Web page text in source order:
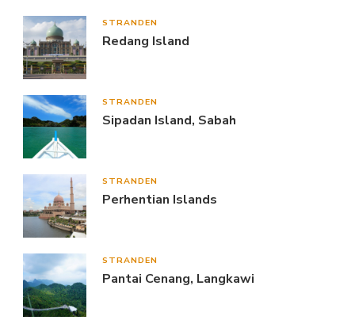
STRANDEN
Redang Island
STRANDEN
Sipadan Island, Sabah
STRANDEN
Perhentian Islands
STRANDEN
Pantai Cenang, Langkawi